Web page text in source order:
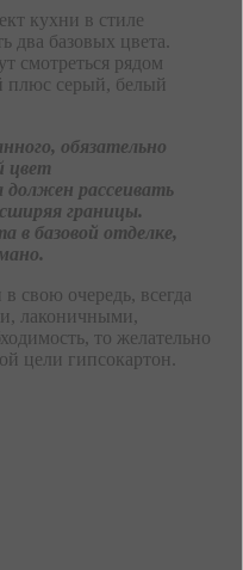
кухни в стиле
два базовых цвета.
смотреться рядом
плюс серый, белый
обязательно
цвет
рассеивать
границы.
в базовой отделке,
свою очередь, всегда
лаконичными,
то желательно
цели гипсокартон.